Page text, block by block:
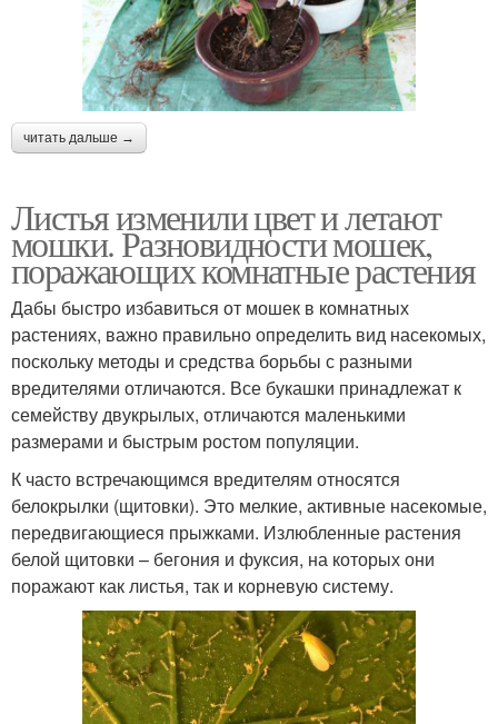
читать дальше →
Листья изменили цвет и летают
мошки. Разновидности мошек,
поражающих комнатные растения
Дабы быстро избавиться от мошек в комнатных
растениях, важно правильно определить вид насекомых,
поскольку методы и средства борьбы с разными
вредителями отличаются. Все букашки принадлежат к
семейству двукрылых, отличаются маленькими
размерами и быстрым ростом популяции.
К часто встречающимся вредителям относятся
белокрылки (щитовки). Это мелкие, активные насекомые,
передвигающиеся прыжками. Излюбленные растения
белой щитовки – бегония и фуксия, на которых они
поражают как листья, так и корневую систему.